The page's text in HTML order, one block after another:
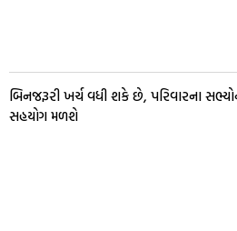
બિનજરૂરી ખર્ચ વધી શકે છે, પરિવારના
સહયોગ મળશે